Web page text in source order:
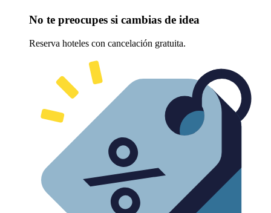
No te preocupes si cambias de idea
Reserva hoteles con cancelación gratuita.